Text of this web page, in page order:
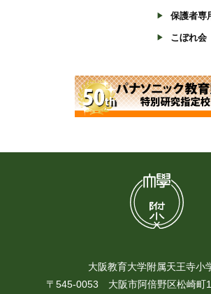
保護者専
こぼれ会
大阪教育大学附属天王寺小
〒545-0053 大阪市阿倍野区松崎町